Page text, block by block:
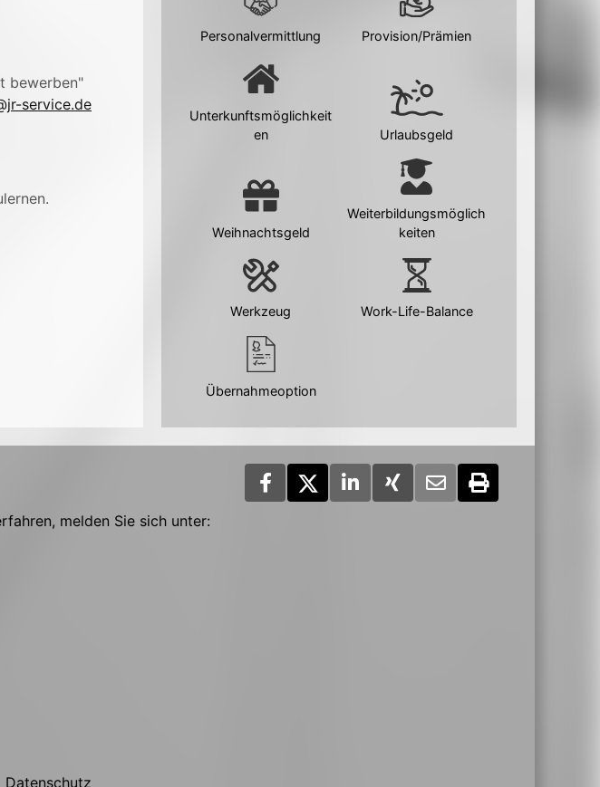
bewerben"
service.de
Personalvermittlung Provision/Prämien
Unterkunftsmöglichkeit
en
Urlaubsgeld
Weihnachtsgeld
Weiterbildungsmöglich
keiten
Werkzeug Work-Life-Balance
Übernahmeoption
melden Sie sich unter:
Datenschutz